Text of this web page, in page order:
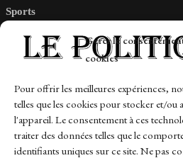
Gérer le
cookies
Pour offrir les meilleures expériences,
telles que les cookies pour stocker et/
l'appareil. Le consentement à ces
traiter des données telles que le
identifiants uniques sur ce site. Ne pas
Sports
Links
Contact